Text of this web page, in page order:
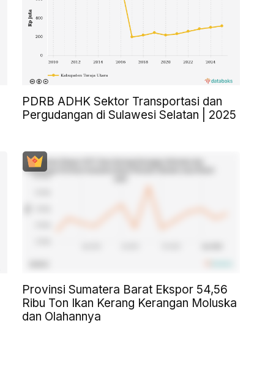
PDRB ADHK Sektor Transportasi dan
Pergudangan di Sulawesi Selatan | 2025
Provinsi Sumatera Barat Ekspor 54,56
Ribu Ton Ikan Kerang Kerangan Moluska
dan Olahannya